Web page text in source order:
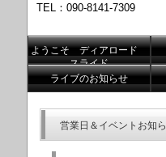
TEL：090-8141-7309
ようこそ ディアロード
スライド
ライブのお知らせ
営業日＆イベントお知ら